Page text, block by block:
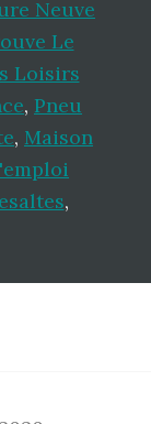
Neuve
Le
Loisirs
, Pneu
, Maison
,